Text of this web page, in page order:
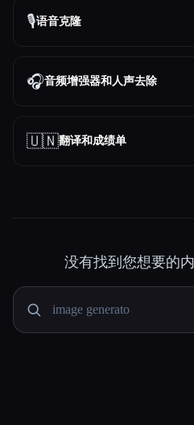
🎙️语音克隆
🎧音频增强器和人声去除
🇺🇳翻译和成绩单
没有找到您想要的